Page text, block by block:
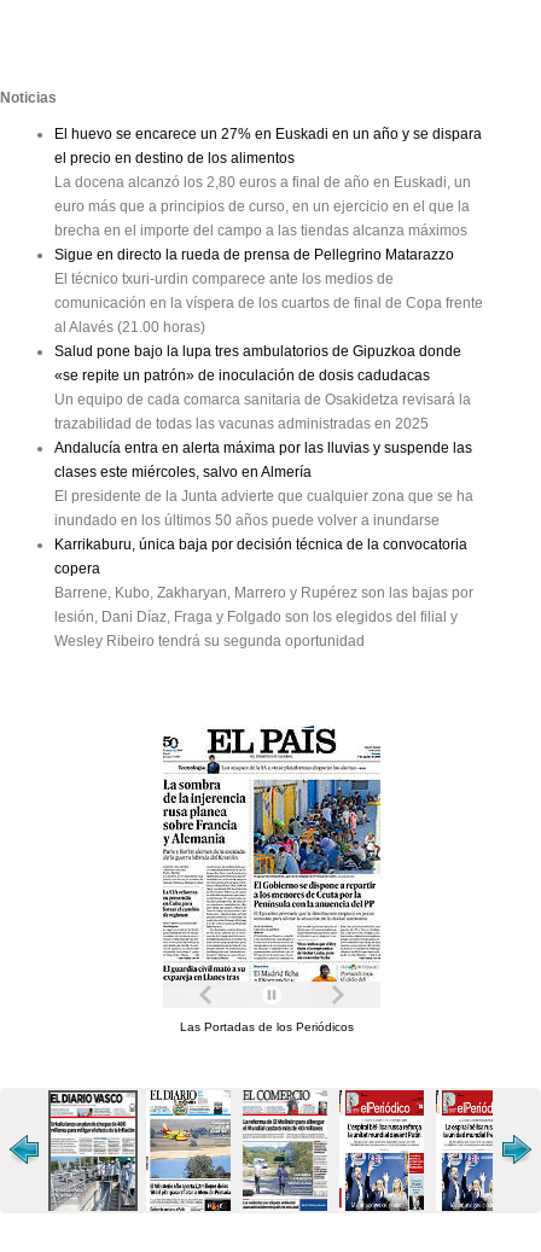
Noticias
El huevo se encarece un 27% en Euskadi en un año y se dispara
el precio en destino de los alimentos
La docena alcanzó los 2,80 euros a final de año en Euskadi, un
euro más que a principios de curso, en un ejercicio en el que la
brecha en el importe del campo a las tiendas alcanza máximos
Sigue en directo la rueda de prensa de Pellegrino Matarazzo
El técnico txuri-urdin comparece ante los medios de
comunicación en la víspera de los cuartos de final de Copa frente
al Alavés (21.00 horas)
Salud pone bajo la lupa tres ambulatorios de Gipuzkoa donde
«se repite un patrón» de inoculación de dosis cadudacas
Un equipo de cada comarca sanitaria de Osakidetza revisará la
trazabilidad de todas las vacunas administradas en 2025
Andalucía entra en alerta máxima por las lluvias y suspende las
clases este miércoles, salvo en Almería
El presidente de la Junta advierte que cualquier zona que se ha
inundado en los últimos 50 años puede volver a inundarse
Karrikaburu, única baja por decisión técnica de la convocatoria
copera
Barrene, Kubo, Zakharyan, Marrero y Rupérez son las bajas por
lesión, Dani Díaz, Fraga y Folgado son los elegidos del filial y
Wesley Ribeiro tendrá su segunda oportunidad
Las Portadas de los Periódicos